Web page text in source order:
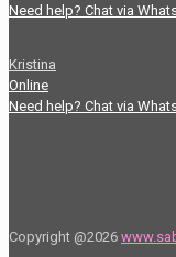
Need help? Chat via
Kristina
Online
Need help? Chat via
Copyright @2026